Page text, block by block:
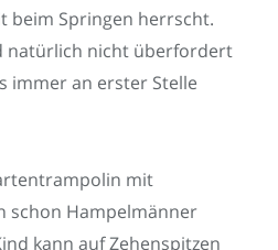
beim Springen herrscht.
natürlich nicht überfordert
immer an erster Stelle
mit
schon Hampelmänner
kann auf Zehenspitzen